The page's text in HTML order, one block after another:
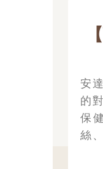
安
的
保
絲
靠